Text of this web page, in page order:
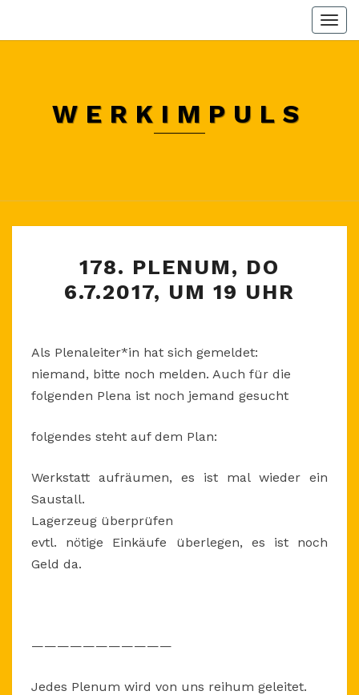
WERKIMPULS
PLENUM,
DO
19
UHR
178. PLENUM, DO
6.7.2017, UM 19 UHR
Als Plenaleiter*in hat sich gemeldet:
niemand, bitte noch melden. Auch für die
folgenden Plena ist noch jemand gesucht
folgendes steht auf dem Plan:
Werkstatt aufräumen, es ist mal wieder ein
Saustall.
Lagerzeug überprüfen
evtl. nötige Einkäufe überlegen, es ist noch
Geld da.
———————————
Jedes Plenum wird von uns reihum geleitet.